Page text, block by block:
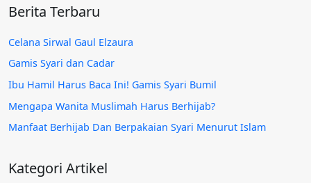
Berita Terbaru
Celana Sirwal Gaul Elzaura
Gamis Syari dan Cadar
Ibu Hamil Harus Baca Ini! Gamis Syari Bumil
Mengapa Wanita Muslimah Harus Berhijab?
Manfaat Berhijab Dan Berpakaian Syari Menurut Islam
Kategori Artikel